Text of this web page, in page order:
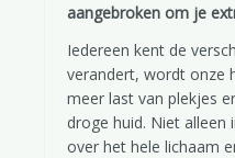
aangebroken om je
Iedereen kent de
verandert, wordt onze
meer last van plekjes
droge huid. Niet alleen
over het hele lichaam